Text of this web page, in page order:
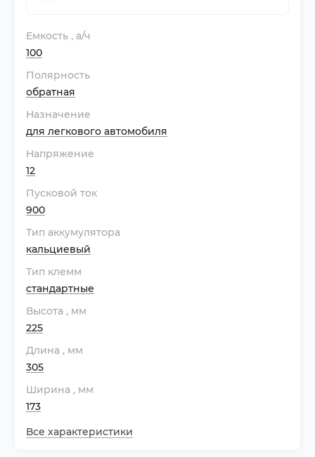
Емкость , а/ч
100
Полярность
обратная
Назначение
для легкового автомобиля
Напряжение
12
Пусковой ток
900
Тип аккумулятора
кальциевый
Тип клемм
стандартные
Высота , мм
225
Длина , мм
305
Ширина , мм
173
Все характеристики